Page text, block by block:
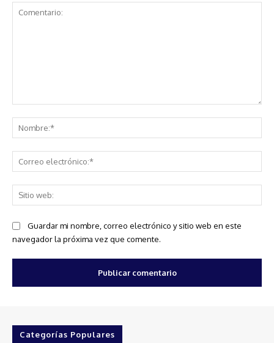
Guardar mi nombre, correo electrónico y sitio web en este
navegador la próxima vez que comente.
Categorías Populares